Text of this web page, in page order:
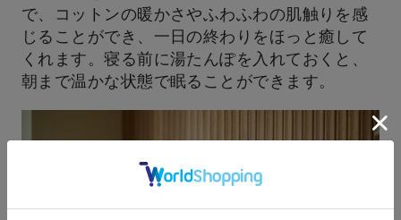
で、コットンの暖かさやふわふわの肌触りを感
じることができ、一日の終わりをほっと癒して
くれます。寝る前に湯たんぽを入れておくと、
朝まで温かな状態で眠ることができます。